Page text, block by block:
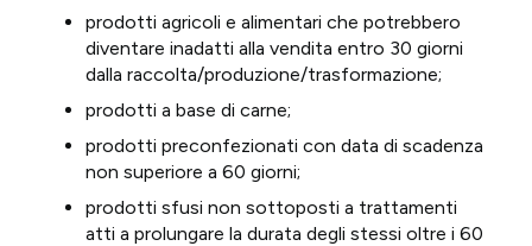
prodotti agricoli e alimentari che potrebbero
diventare inadatti alla vendita entro 30 giorni
dalla raccolta/produzione/trasformazione;
prodotti a base di carne;
prodotti preconfezionati con data di scadenza
non superiore a 60 giorni;
prodotti sfusi non sottoposti a trattamenti
atti a prolungare la durata degli stessi oltre i 60